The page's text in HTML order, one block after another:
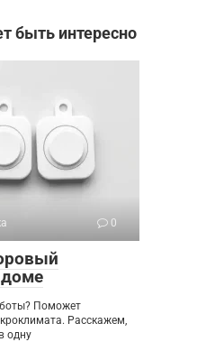
быть интересно
0
Поможет
Расскажем,
одну